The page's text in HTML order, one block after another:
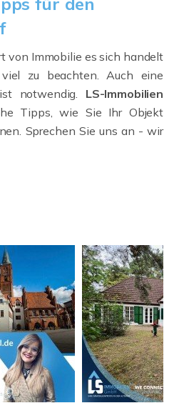
von Immobilie es sich handelt
zu beachten. Auch eine
notwendig. LS-Immobilien
Tipps, wie Sie Ihr Objekt
Sprechen Sie uns an - wir